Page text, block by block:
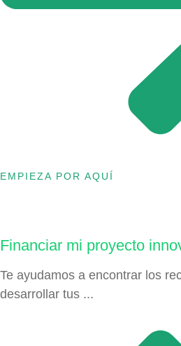
EMPIEZA POR AQUÍ
Financiar mi proyecto
Te ayudamos a encontrar los
desarrollar tus ...